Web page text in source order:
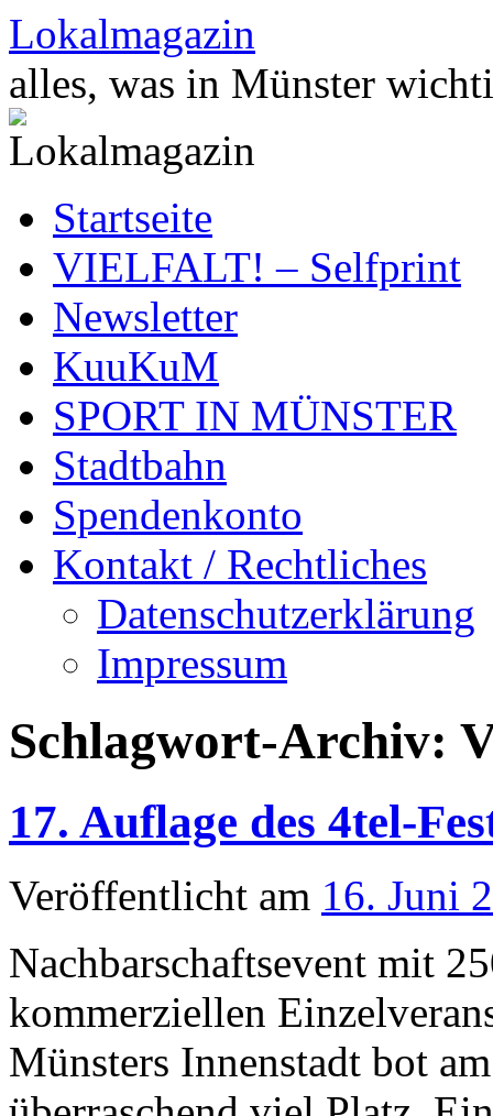
Zum
Inhalt
springen
Lokalmagazin
alles, was in Münster
Startseite
VIELFALT! – Selfprint
Newsletter
KuuKuM
SPORT IN MÜNSTER
Stadtbahn
Spendenkonto
Kontakt / Rechtliches
Datenschutzerklärung
Impressum
Schlagwort-Archiv:
17. Auflage des 4tel-
Veröffentlicht am 16. Juni
Nachbarschaftsevent mit
kommerziellen
Münsters Innenstadt bot